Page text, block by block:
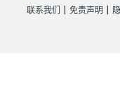
联系我们 免责声明